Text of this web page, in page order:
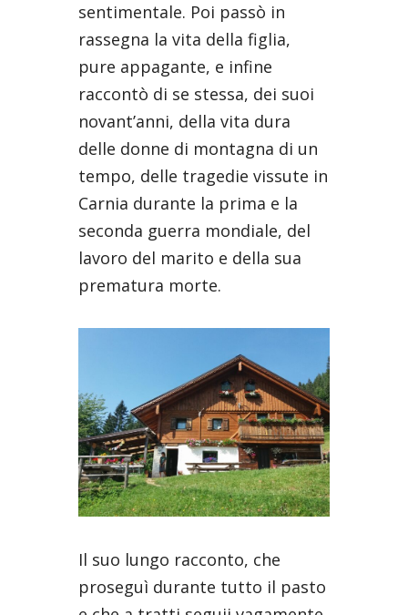
sentimentale. Poi passò in
rassegna la vita della figlia,
pure appagante, e infine
raccontò di se stessa, dei suoi
novant’anni, della vita dura
delle donne di montagna di un
tempo, delle tragedie vissute in
Carnia durante la prima e la
seconda guerra mondiale, del
lavoro del marito e della sua
prematura morte.
Il suo lungo racconto, che
proseguì durante tutto il pasto